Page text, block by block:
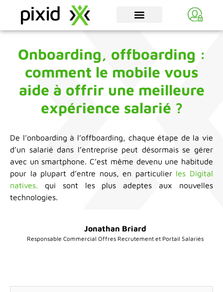
Onboarding, offboarding :
comment le mobile vous
aide à offrir une meilleure
expérience salarié ?
De l’onboarding à l’offboarding, chaque étape de la vie
d’un salarié dans l’entreprise peut désormais se gérer
avec un smartphone. C’est même devenu une habitude
pour la plupart d’entre nous, en particulier les Digital
natives. qui sont les plus adeptes aux nouvelles
technologies.
Jonathan Briard
Responsable Commercial Offres Recrutement et Portail Salariés